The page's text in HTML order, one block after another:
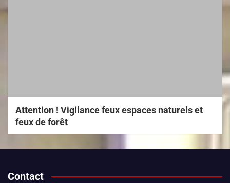
Attention ! Vigilance feux espaces naturels et
feux de forêt
Contact